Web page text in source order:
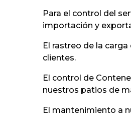
Para el control del
importación y
El rastreo de la
clientes.
El control de
nuestros patios de
El mantenimiento a